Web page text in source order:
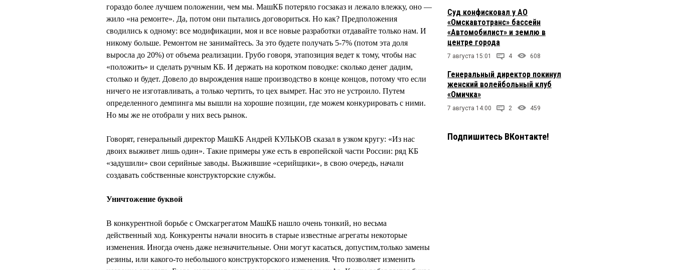
гораздо более лучшем положении, чем мы. МашКБ потеряло госзаказ и лежало влежку, оно —
жило «на ремонте». Да, потом они пытались договориться. Но как? Предположения
сводились к одному: все модификации, моя и все новые разработки отдавайте только нам. И
никому больше. Ремонтом не занимайтесь. За это будете получать 5-7% (потом эта доля
выросла до 20%) от объема реализации. Грубо говоря, этапозиция ведет к тому, чтобы нас
«положить» и сделать ручным КБ. И держать на коротком поводке: сколько денег дадим,
столько и будет. Довело до вырождения наше производство в конце концов, потому что если
ничего не изготавливать, а только чертить, то цех вымрет. Нас это не устроило. Путем
определенного демпинга мы вышли на хорошие позиции, где можем конкурировать с ними.
Но мы же не отобрали у них весь рынок.
Говорят, генеральный директор МашКБ Андрей КУЛЬКОВ сказал в узком кругу: «Из нас
двоих выживет лишь один». Такие примеры уже есть в европейской части России: ряд КБ
«задушили» свои серийные заводы. Выжившие «серийщики», в свою очередь, начали
создавать собственные конструкторские службы.
Уничтожение буквой
В конкурентной борьбе с Омскагрегатом МашКБ нашло очень тонкий, но весьма
действенный ход. Конкуренты начали вносить в старые известные агрегаты некоторые
изменения. Иногда очень даже незначительные. Они могут касаться, допустим,только замены
резины, или какого-то небольшого конструкторского изменения. Что позволяет изменить
Суд конфисковал у АО
«Омскавтотранс» бассейн
«Автомобилист» и землю в
центре города
7 августа 15:01 4 608
Генеральный директор покинул
женский волейбольный клуб
«Омичка»
7 августа 14:00 2 459
Подпишитесь ВКонтакте!